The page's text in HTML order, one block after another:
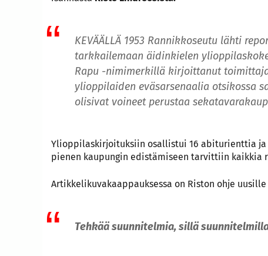
KEVÄÄLLÄ 1953 Rannikkoseutu lähti
tarkkailemaan äidinkielen
Rapu -nimimerkillä kirjoittanut
ylioppilaiden eväsarsenaalia otsikossa
olisivat voineet perustaa
Ylioppilaskirjoituksiin osallistui 16 abiturienttia
pienen kaupungin edistämiseen tarvittiin kaikkia
Artikkelikuvakaappauksessa on Riston ohje
Tehkää suunnitelmia, sillä